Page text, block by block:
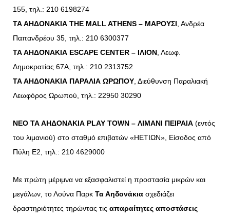
155, τηλ.: 210 6198274
ΤΑ ΑΗΔΟΝΑΚΙΑ THE MALL ATHENS – ΜΑΡΟΥΣΙ, Ανδρέα
Παπανδρέου 35, τηλ.: 210 6300377
ΤΑ ΑΗΔΟΝΑΚΙΑ ESCAPE CENTER – ΙΛΙΟΝ, Λεωφ.
Δημοκρατίας 67Α, τηλ.: 210 2313752
ΤΑ ΑΗΔΟΝΑΚΙΑ ΠΑΡΑΛΙΑ ΩΡΩΠΟΥ, Διεύθυνση Παραλιακή
Λεωφόρος Ωρωπού, τηλ.: 22950 30290
NEO ΤΑ ΑΗΔΟΝΑΚΙΑ PLAY TOWN – ΛΙΜΑΝΙ ΠΕΙΡΑΙΑ (εντός
του λιμανιού) στο σταθμό επιβατών «ΗΕΤΙΩΝ», Είσοδος από
Πύλη Ε2, τηλ.: 210 4629000
Με πρώτη μέριμνα να εξασφαλιστεί η προστασία μικρών και
μεγάλων, το Λούνα Παρκ Τα Αηδονάκια σχεδιάζει
δραστηριότητες τηρώντας τις απαραίτητες αποστάσεις